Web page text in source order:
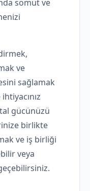
somut ve
ve
sağlamak
gücünüzü
birlikte
ve iş birliği
veya